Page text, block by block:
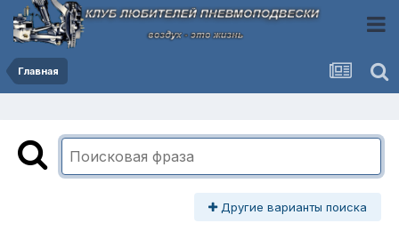
Главная
Другие варианты поиска